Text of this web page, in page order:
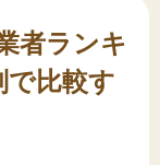
者ランキ
で比較す